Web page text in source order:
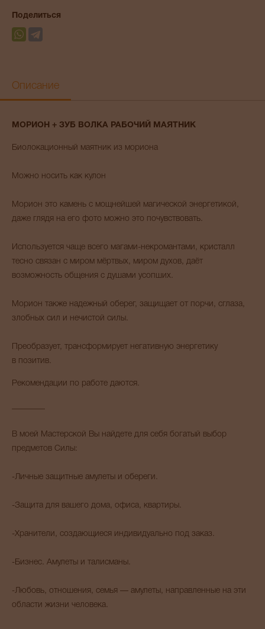
Поделиться
Описание
МОРИОН + ЗУБ ВОЛКА РАБОЧИЙ МАЯТНИК
Биолокационный маятник из мориона
Можно носить как кулон
Морион это камень с мощнейшей магической энергетикой,
даже глядя на его фото можно это почувствовать.
Используется чаще всего магами-некромантами, кристалл
тесно связан с миром мёртвых, миром духов, даёт
возможность общения с душами усопших.
Морион также надежный оберег, защищает от порчи, сглаза,
злобных сил и нечистой силы.
Преобразует, трансформирует негативную энергетику
в позитив.
Рекомендации по работе даются.
В моей Мастерской Вы найдете для себя богатый выбор
предметов Силы:
-Личные защитные амулеты и обереги.
-Защита для вашего дома, офиса, квартиры.
-Хранители, создающиеся индивидуально под заказ.
-Бизнес. Амулеты и талисманы.
-Любовь, отношения, семья — амулеты, направленные на эти
области жизни человека.